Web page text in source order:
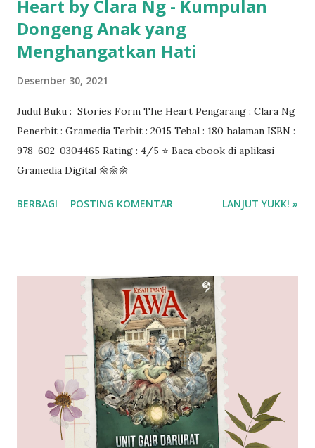
Heart by Clara Ng - Kumpulan
Dongeng Anak yang
Menghangatkan Hati
Desember 30, 2021
Judul Buku : Stories Form The Heart Pengarang : Clara Ng
Penerbit : Gramedia Terbit : 2015 Tebal : 180 halaman ISBN :
978-602-0304465 Rating : 4/5 ⭐ Baca ebook di aplikasi
Gramedia Digital 🌼🌼🌼
BERBAGI POSTING KOMENTAR LANJUT YUKK! »